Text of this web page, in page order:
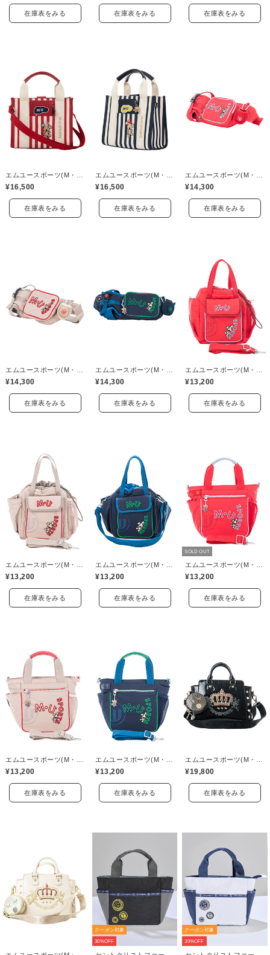
在庫表をみる 在庫表をみる 在庫表をみる
¥16,500
在庫表をみる
¥16,500
在庫表をみる
¥14,300
在庫表をみる
¥14,300
在庫表をみる
¥14,300
在庫表をみる
¥13,200
在庫表をみる
¥13,200
在庫表をみる
¥13,200
在庫表をみる
SOLD OUT
¥13,200
在庫表をみる
¥13,200
在庫表をみる
¥13,200
在庫表をみる
¥19,800
在庫表をみる
クーポン対象
30%OFF
クーポン対象
30%OFF